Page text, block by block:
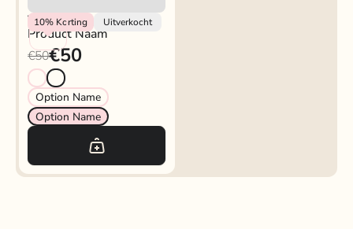
10% Korting Uitverkocht
Vendor
Product Naam
€50€50
Option Name
Option Name